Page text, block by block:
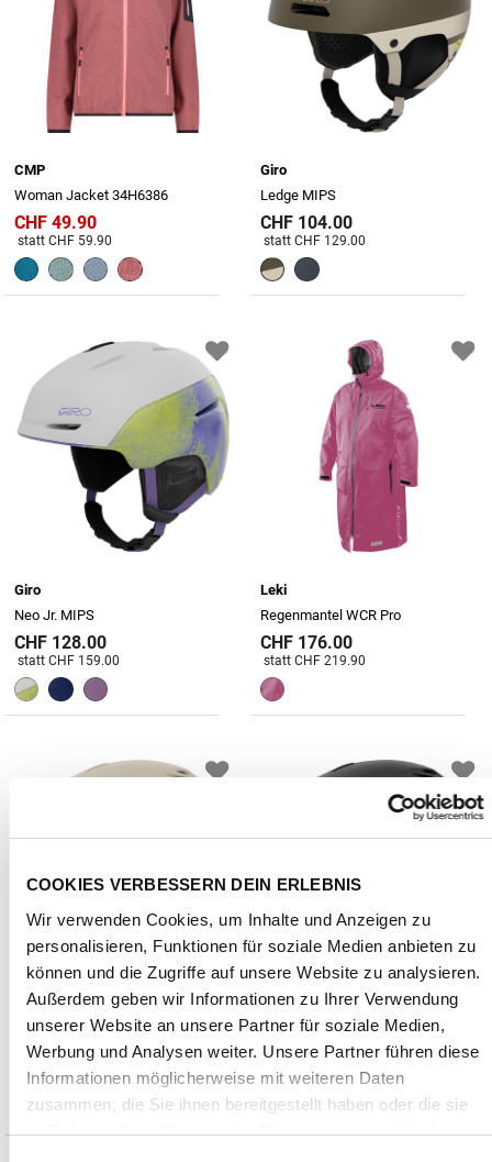
COOKIES VERBESSERN DEIN ERLEBNIS
Wir verwenden Cookies, um Inhalte und Anzeigen zu
personalisieren, Funktionen für soziale Medien anbieten zu
können und die Zugriffe auf unsere Website zu analysieren.
Außerdem geben wir Informationen zu Ihrer Verwendung
unserer Website an unsere Partner für soziale Medien,
Werbung und Analysen weiter. Unsere Partner führen diese
Informationen möglicherweise mit weiteren Daten
zusammen, die Sie ihnen bereitgestellt haben oder die sie
im Rahmen Ihrer Nutzung der Dienste gesammelt haben.
CMP
Woman Jacket 34H6386
CHF 49.90
Preis reduziert von
statt CHF 59.90
Giro
Ledge MIPS
CHF 104.00
Preis reduziert von
statt CHF 129.00
Giro
Neo Jr. MIPS
CHF 128.00
Preis reduziert von
statt CHF 159.00
Leki
Regenmantel WCR Pro
CHF 176.00
Preis reduziert von
statt CHF 219.90
Giro
Grid Spherical
CHF 224.00
Preis reduziert von
statt CHF 279.00An
Giro
Grid Spherical
CHF 224.00
Preis reduziert von
statt CHF 279.00An